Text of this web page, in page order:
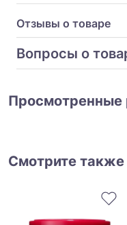
Отзывы о товаре
Вопросы о
Просмотренные
Смотрите также